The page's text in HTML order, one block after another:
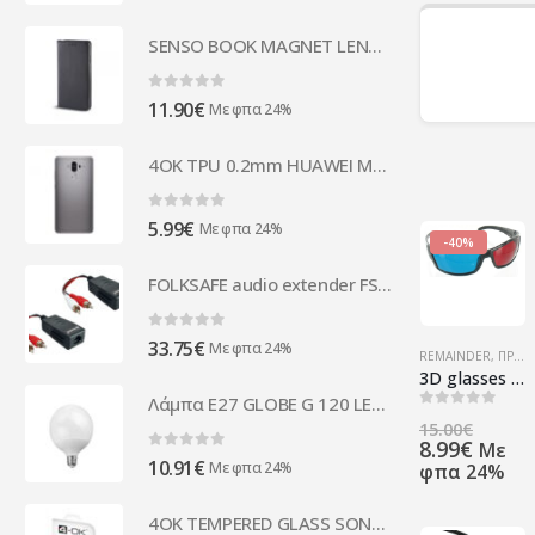
-40%
REMAINDER, ΠΡΟΪΌΝΤΑ ΠΛΗΡΟΦΟΡΙΚΉΣ - ΚΙΝΗΤΉΣ ΤΗΛΕΦΩΝΊΑΣ - ΗΛΕΚΤΡΟΝΙΚΆ
3D glasses Red + Cyan
15.00€
price
was:
8.99€ Η
Με
φπα 24%
SENSO BOOK MAGNET LENOVO VIBE P2 black
0 out of 5
11.90€ Με φπα 24%
4OK TPU 0.2mm HUAWEI MATE 9 trans backcover
0 out of 5
5.99€ Με φπα 24%
FOLKSAFE audio extender FS-2001AA μέσω καλωδίου RJ45, RCA σε RCA, έως 1000m
0 out of 5
33.75€ Με φπα 24%
Λάμπα E27 GLOBE G 120 LED 20W 3000k 01.3043 COM ( 13209 )
0 out of 5
10.91€ Με φπα 24%
4OK TEMPERED GLASS SONY XA